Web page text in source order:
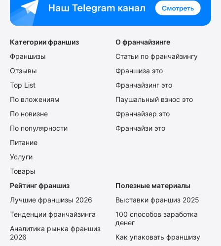
Категории франшиз
Франшизы
Отзывы
Top List
По вложениям
По новизне
По популярности
Питание
Услуги
Товары
О франчайзинге
Статьи по франчайзингу
Франшиза это
Франчайзинг это
Паушальный взнос это
Франчайзер это
Франчайзи это
Рейтинг франшиз
Лучшие франшизы 2026
Тенденции франчайзинга
Аналитика рынка франшиз
2026
Полезные материалы
Выставки франшиз 2025
100 способов заработка
денег
Как упаковать франшизу